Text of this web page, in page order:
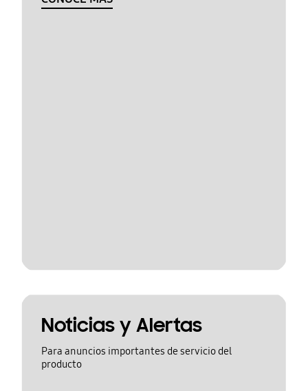
Noticias y Alertas
Para anuncios importantes de servicio del
producto